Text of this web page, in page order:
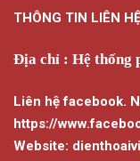
THÔNG TIN LIÊN HỆ
Địa chỉ : Hệ thống
Liên hệ facebook.
https://
Website: